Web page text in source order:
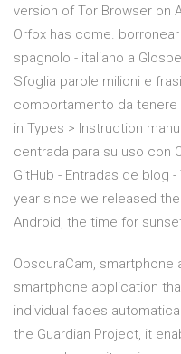
version of Tor Browser on
Orfox has come.
spagnolo - italiano a
Sfoglia parole milioni e
comportamento da
in Types > Instruction
centrada para su uso con
GitHub - Entradas de blog
year since we released
Android, the time for
ObscuraCam, smartphone
smartphone application
individual faces
the Guardian Project, it